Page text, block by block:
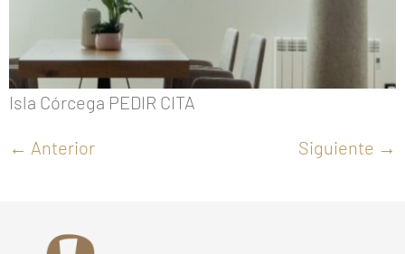
Isla Córcega PEDIR CITA
← Anterior Siguiente →